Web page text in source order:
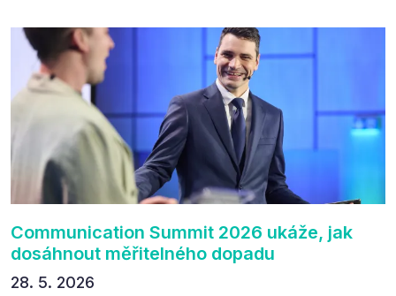
zúčastnit i příštího ročníku. „Příjemná konference,
výborný program, hezké prostory, Daniel Stach
absolutně nejlepší moderátor!!!“ Tak shrnul
Communication Summit jeden z 330 účastníků ve
své zpětné vazbě. Ta potvrdila, co bylo slyšet i
cítit po celý 9. červen v Pragovce – že ročník s
tématem „Od chaosu k dopadu“ se skutečně
povedl.
Communication Summit 2026 ukáže, jak
dosáhnout měřitelného dopadu
28. 5. 2026